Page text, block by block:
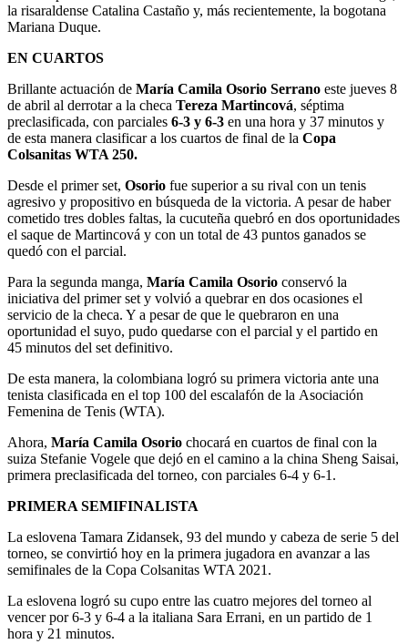
la risaraldense Catalina Castaño y, más recientemente, la bogotana
Mariana Duque.
EN CUARTOS
Brillante actuación de María Camila Osorio Serrano este jueves 8
de abril al derrotar a la checa Tereza Martincová, séptima
preclasificada, con parciales 6-3 y 6-3 en una hora y 37 minutos y
de esta manera clasificar a los cuartos de final de la Copa
Colsanitas WTA 250.
Desde el primer set, Osorio fue superior a su rival con un tenis
agresivo y propositivo en búsqueda de la victoria. A pesar de haber
cometido tres dobles faltas, la cucuteña quebró en dos oportunidades
el saque de Martincová y con un total de 43 puntos ganados se
quedó con el parcial.
Para la segunda manga, María Camila Osorio conservó la
iniciativa del primer set y volvió a quebrar en dos ocasiones el
servicio de la checa. Y a pesar de que le quebraron en una
oportunidad el suyo, pudo quedarse con el parcial y el partido en
45 minutos del set definitivo.
De esta manera, la colombiana logró su primera victoria ante una
tenista clasificada en el top 100 del escalafón de la Asociación
Femenina de Tenis (WTA).
Ahora, María Camila Osorio chocará en cuartos de final con la
suiza Stefanie Vogele que dejó en el camino a la china Sheng Saisai,
primera preclasificada del torneo, con parciales 6-4 y 6-1.
PRIMERA SEMIFINALISTA
La eslovena Tamara Zidansek, 93 del mundo y cabeza de serie 5 del
torneo, se convirtió hoy en la primera jugadora en avanzar a las
semifinales de la Copa Colsanitas WTA 2021.
La eslovena logró su cupo entre las cuatro mejores del torneo al
vencer por 6-3 y 6-4 a la italiana Sara Errani, en un partido de 1
hora y 21 minutos.